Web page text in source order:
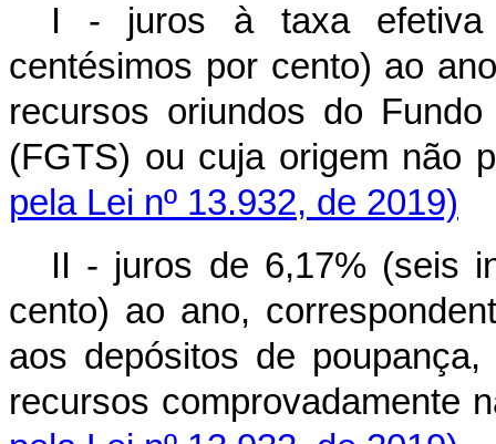
I - juros à taxa efetiva
centésimos por cento) ao
recursos oriundos do
(FGTS) ou cuja origem
pela Lei nº 13.932, de 2019)
II - juros de 6,17% (seis
cento) ao ano,
aos depósitos de
recursos